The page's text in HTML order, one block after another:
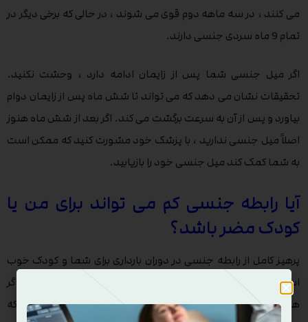
می کنند ، در سه ماهه دوم قوی می شوند ، در حالی که برخی دیگر در
تمام 9 ماه سردی جنسی دارند.
اگر میل جنسی شما پس از زایمان ادامه دارد ، وحشت نکنید.
تحقیقات نشان می دهد که می تواند تا شش ماه پس از زایمان دوام
بیاورد و پس از آن به سرعت برگشت می کند. اگر بعد از شش ماه هنوز
اصلاً میل جنسی ندارید ، با پزشک خود مشورت کنید که ممکن است
به شما کمک کند میل جنسی خود را بازیابید.
آیا رابطه جنسی کم می تواند برای من یا
کودک مضر باشد؟
پرهیز کامل از رابطه جنسی در دوران بارداری برای شما و کودک خوب
است به شرطی که رابطه شما و همسرتان را خدشه دار نکند. اگر
همسرتان احساس طرد شدن دارد ، روشهای زیادی وجود دارد که